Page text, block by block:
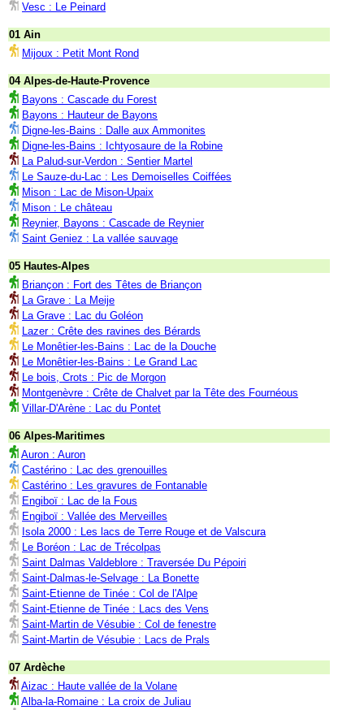
Vesc : Le Peinard
01 Ain
Mijoux : Petit Mont Rond
04 Alpes-de-Haute-Provence
Bayons : Cascade du Forest
Bayons : Hauteur de Bayons
Digne-les-Bains : Dalle aux Ammonites
Digne-les-Bains : Ichtyosaure de la Robine
La Palud-sur-Verdon : Sentier Martel
Le Sauze-du-Lac : Les Demoiselles Coiffées
Mison : Lac de Mison-Upaix
Mison : Le château
Reynier, Bayons : Cascade de Reynier
Saint Geniez : La vallée sauvage
05 Hautes-Alpes
Briançon : Fort des Têtes de Briançon
La Grave : La Meije
La Grave : Lac du Goléon
Lazer : Crête des ravines des Bérards
Le Monêtier-les-Bains : Lac de la Douche
Le Monêtier-les-Bains : Le Grand Lac
Le bois, Crots : Pic de Morgon
Montgenèvre : Crête de Chalvet par la Tête des Fournéous
Villar-D'Arène : Lac du Pontet
06 Alpes-Maritimes
Auron : Auron
Castérino : Lac des grenouilles
Castérino : Les gravures de Fontanable
Engiboï : Lac de la Fous
Engiboï : Vallée des Merveilles
Isola 2000 : Les lacs de Terre Rouge et de Valscura
Le Boréon : Lac de Trécolpas
Saint Dalmas Valdeblore : Traversée Du Pépoiri
Saint-Dalmas-le-Selvage : La Bonette
Saint-Etienne de Tinée : Col de l'Alpe
Saint-Etienne de Tinée : Lacs des Vens
Saint-Martin de Vésubie : Col de fenestre
Saint-Martin de Vésubie : Lacs de Prals
07 Ardèche
Aizac : Haute vallée de la Volane
Alba-la-Romaine : La croix de Juliau